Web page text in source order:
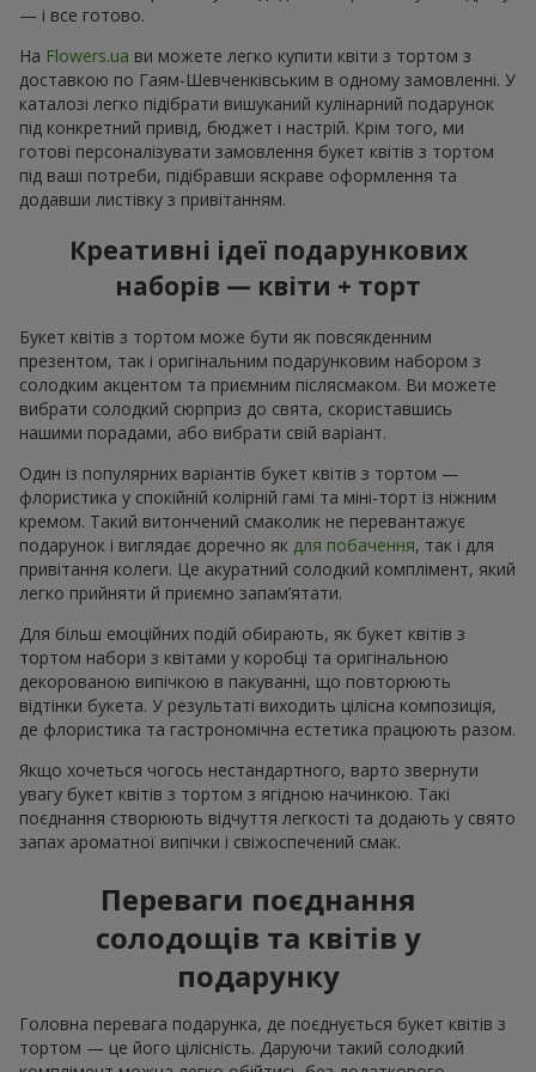
— і все готово.
На Flowers.ua ви можете легко купити квіти з тортом з
доставкою по Гаям-Шевченківським в одному замовленні. У
каталозі легко підібрати вишуканий кулінарний подарунок
під конкретний привід, бюджет і настрій. Крім того, ми
готові персоналізувати замовлення букет квітів з тортом
під ваші потреби, підібравши яскраве оформлення та
додавши листівку з привітанням.
Креативні ідеї подарункових
наборів — квіти + торт
Букет квітів з тортом може бути як повсякденним
презентом, так і оригінальним подарунковим набором з
солодким акцентом та приємним післясмаком. Ви можете
вибрати солодкий сюрприз до свята, скориставшись
нашими порадами, або вибрати свій варіант.
Один із популярних варіантів букет квітів з тортом —
флористика у спокійній колірній гамі та міні-торт із ніжним
кремом. Такий витончений смаколик не перевантажує
подарунок і виглядає доречно як для побачення, так і для
привітання колеги. Це акуратний солодкий комплімент, який
легко прийняти й приємно запам’ятати.
Для більш емоційних подій обирають, як букет квітів з
тортом набори з квітами у коробці та оригінальною
декорованою випічкою в пакуванні, що повторюють
відтінки букета. У результаті виходить цілісна композиція,
де флористика та гастрономічна естетика працюють разом.
Якщо хочеться чогось нестандартного, варто звернути
увагу букет квітів з тортом з ягідною начинкою. Такі
поєднання створюють відчуття легкості та додають у свято
запах ароматної випічки і свіжоспечений смак.
Переваги поєднання
солодощів та квітів у
подарунку
Головна перевага подарунка, де поєднується букет квітів з
тортом — це його цілісність. Даруючи такий солодкий